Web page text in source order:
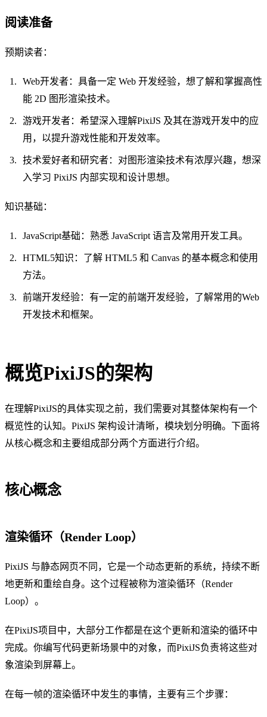
阅读准备
预期读者：
Web开发者：具备一定 Web 开发经验，想了解和掌握高性
能 2D 图形渲染技术。
游戏开发者：希望深入理解PixiJS 及其在游戏开发中的应
用，以提升游戏性能和开发效率。
技术爱好者和研究者：对图形渲染技术有浓厚兴趣，想深
入学习 PixiJS 内部实现和设计思想。
知识基础：
JavaScript基础：熟悉 JavaScript 语言及常用开发工具。
HTML5知识：了解 HTML5 和 Canvas 的基本概念和使用
方法。
前端开发经验：有一定的前端开发经验，了解常用的Web
开发技术和框架。
概览PixiJS的架构
在理解PixiJS的具体实现之前，我们需要对其整体架构有一个
概览性的认知。PixiJS 架构设计清晰，模块划分明确。下面将
从核心概念和主要组成部分两个方面进行介绍。
核心概念
渲染循环（Render Loop）
PixiJS 与静态网页不同，它是一个动态更新的系统，持续不断
地更新和重绘自身。这个过程被称为渲染循环（Render
Loop）。
在PixiJS项目中，大部分工作都是在这个更新和渲染的循环中
完成。你编写代码更新场景中的对象，而PixiJS负责将这些对
象渲染到屏幕上。
在每一帧的渲染循环中发生的事情，主要有三个步骤：